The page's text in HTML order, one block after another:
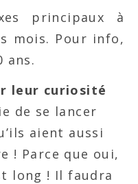
principaux à
mois. Pour info,
ans.
leur curiosité
de se lancer
aient aussi
! Parce que oui,
long ! Il faudra